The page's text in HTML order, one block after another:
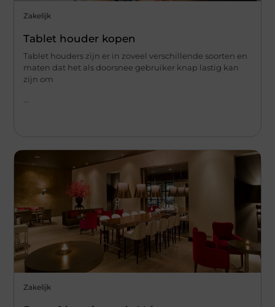
Zakelijk
Tablet houder kopen
Tablet houders zijn er in zoveel verschillende soorten en
maten dat het als doorsnee gebruiker knap lastig kan
zijn om
...
Zakelijk